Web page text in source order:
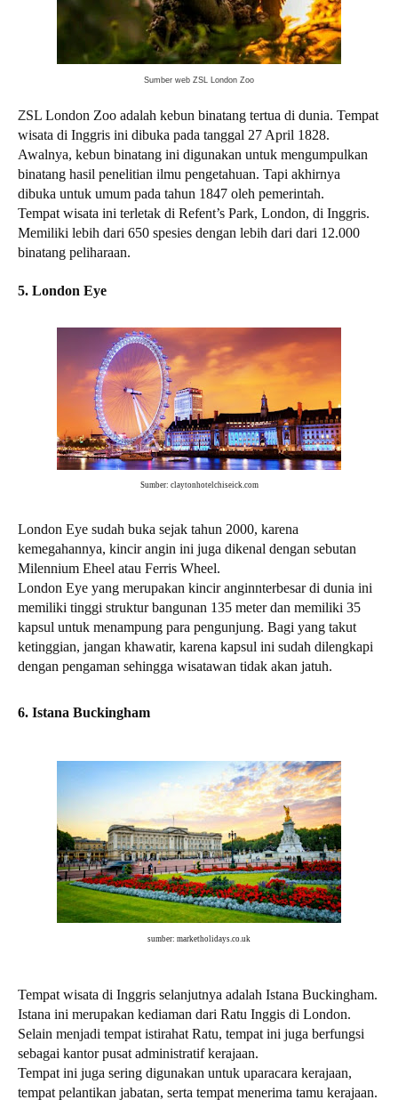
Sumber web ZSL London Zoo
ZSL London Zoo adalah kebun binatang tertua di dunia. Tempat
wisata di Inggris ini dibuka pada tanggal 27 April 1828.
Awalnya, kebun binatang ini digunakan untuk mengumpulkan
binatang hasil penelitian ilmu pengetahuan. Tapi akhirnya
dibuka untuk umum pada tahun 1847 oleh pemerintah.
Tempat wisata ini terletak di Refent’s Park, London, di Inggris.
Memiliki lebih dari 650 spesies dengan lebih dari dari 12.000
binatang peliharaan.
5. London Eye
Sumber: claytonhotelchiseick.com
London Eye sudah buka sejak tahun 2000, karena
kemegahannya, kincir angin ini juga dikenal dengan sebutan
Milennium Eheel atau Ferris Wheel.
London Eye yang merupakan kincir anginnterbesar di dunia ini
memiliki tinggi struktur bangunan 135 meter dan memiliki 35
kapsul untuk menampung para pengunjung. Bagi yang takut
ketinggian, jangan khawatir, karena kapsul ini sudah dilengkapi
dengan pengaman sehingga wisatawan tidak akan jatuh.
6. Istana Buckingham
sumber: marketholidays.co.uk
Tempat wisata di Inggris selanjutnya adalah Istana Buckingham.
Istana ini merupakan kediaman dari Ratu Inggis di London.
Selain menjadi tempat istirahat Ratu, tempat ini juga berfungsi
sebagai kantor pusat administratif kerajaan.
Tempat ini juga sering digunakan untuk uparacara kerajaan,
tempat pelantikan jabatan, serta tempat menerima tamu kerajaan.